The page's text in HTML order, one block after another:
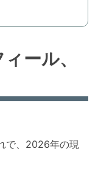
ール、
で、2026年の現